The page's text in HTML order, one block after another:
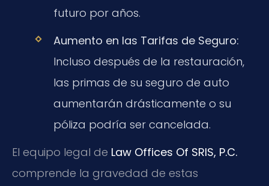
futuro por años.
Aumento en las Tarifas de Seguro:
Incluso después de la restauración,
las primas de su seguro de auto
aumentarán drásticamente o su
póliza podría ser cancelada.
El equipo legal de Law Offices Of SRIS, P.C.
comprende la gravedad de estas